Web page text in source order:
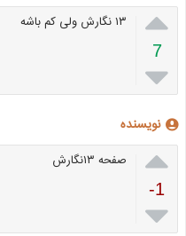

7

۱۳ نگارش ولی کم باشه
نویسنده

-1

صفحه ۱۳نگارش